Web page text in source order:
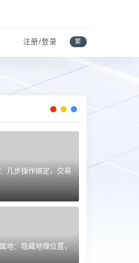
注册/登录 繁
几步操作搞定，交易
地：隐藏地理位置，